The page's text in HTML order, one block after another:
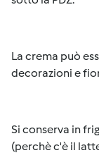
La crema può
decorazioni e
Si conserva in
(perchè c'è il